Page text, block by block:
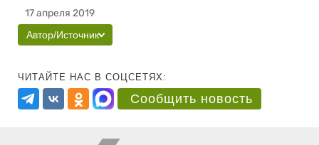
17 апреля 2019
Автор/Источник
ЧИТАЙТЕ НАС В СОЦСЕТЯХ:
Сообщить новость